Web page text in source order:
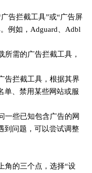
告拦截工具”或“广告屏
例如，Adguard、Adbl
所需的广告拦截工具，
告拦截工具，根据其界
单、禁用某些网站或服
一些已知包含广告的网
到问题，可以尝试调整
角的三个点，选择“设